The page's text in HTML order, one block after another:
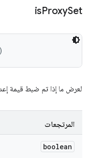
isProxySet
لعرض ما إذا تم ضبط قيمة
المرتجعات
boolean